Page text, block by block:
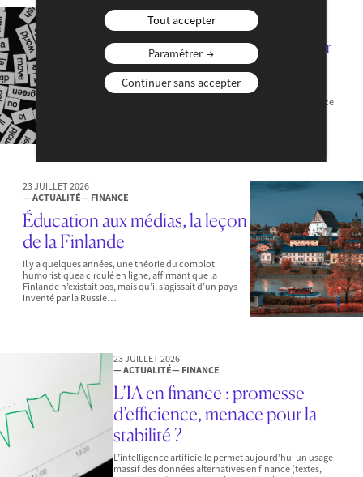
3 AOÛT 2026
— ACTUALITÉ — FINANCE
« Aujourd’hui, les atteintes par
le langage sont délibérées »
Où situez-vous la frontière entre conflictualité
légitime, nécessaire à la vie démocratique, et violence
23 JUILLET 2026
— ACTUALITÉ— FINANCE
Éducation aux médias, la leçon
de la Finlande
Il y a quelques années, une théorie du complot
humoristiquea circulé en ligne, affirmant que la
Finlande n’existait pas, mais qu’il s’agissait d’un pays
inventé par la Russie…
23 JUILLET 2026
— ACTUALITÉ— FINANCE
L’IA en finance : promesse
d’efficience, menace pour la
stabilité ?
L’intelligence artificielle permet aujourd’hui un usage
massif des données alternatives en finance (textes,
Tout accepter
Paramétrer
Continuer sans accepter